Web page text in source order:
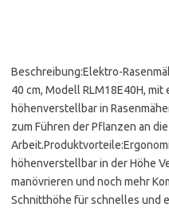
Beschreibung:Elektro-
40 cm, Modell RLM18E40H,
höhenverstellbar in
zum Führen der Pflanzen an
höhenverstellbar in der Höhe
manövrieren und noch mehr
Schnitthöhe für schnelles und